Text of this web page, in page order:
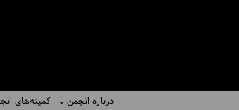
درباره انجمن کمیته‌های